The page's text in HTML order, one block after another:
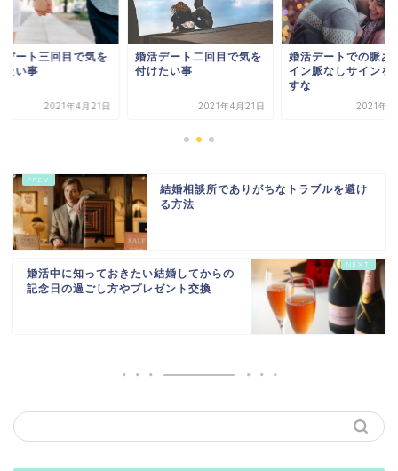
デート三回目で気を
たい事
2021年4月21日
婚活デート二回目で気を
付けたい事
2021年4月21日
婚活デートでの脈あ
イン脈なしサインを
すな
2021年5
結婚相談所でありがちなトラブルを避け
る方法
婚活中に知っておきたい結婚してからの
記念日の過ごし方やプレゼント交換